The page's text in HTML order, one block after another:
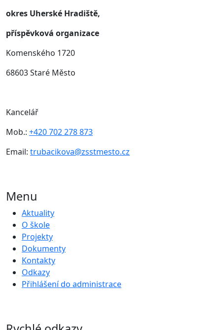
okres Uherské Hradiště,
příspěvková organizace
Komenského 1720
68603 Staré Město
Kancelář
Mob.: +420 702 278 873
Email: trubacikova@zsstmesto.cz
Menu
Aktuality
O škole
Projekty
Dokumenty
Kontakty
Odkazy
Přihlášení do administrace